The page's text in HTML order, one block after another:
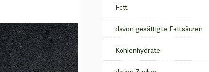
Fett
davon gesättigte Fettsäuren
Kohlenhydrate